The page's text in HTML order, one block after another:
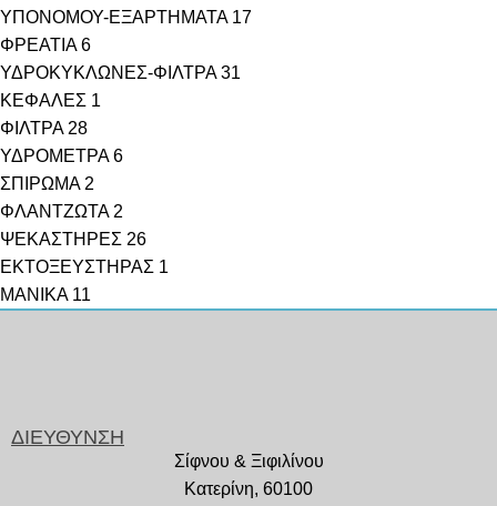
ΥΠΟΝΟΜΟΥ-ΕΞΑΡΤΗΜΑΤΑ 17
ΦΡΕΑΤΙΑ 6
ΥΔΡΟΚΥΚΛΩΝΕΣ-ΦΙΛΤΡΑ 31
ΚΕΦΑΛΕΣ 1
ΦΙΛΤΡΑ 28
ΥΔΡΟΜΕΤΡΑ 6
ΣΠΙΡΩΜΑ 2
ΦΛΑΝΤΖΩΤΑ 2
ΨΕΚΑΣΤΗΡΕΣ 26
ΕΚΤΟΞΕΥΣΤΗΡΑΣ 1
ΜΑΝΙΚΑ 11
ΔΙΕΥΘΥΝΣΗ
Σίφνου & Ξιφιλίνου
Κατερίνη, 60100